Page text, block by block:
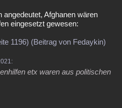
Afghanen wären
eingesetzt gewesen:
1196) (Beitrag von Fedaykin)
etx waren aus politischen